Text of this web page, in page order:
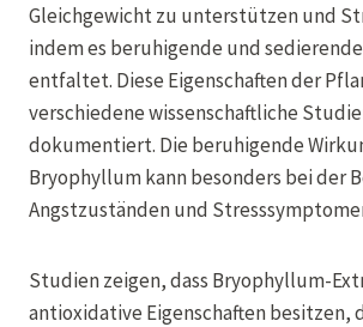
Gleichgewicht zu unterstützen und
indem es beruhigende und
entfaltet. Diese Eigenschaften der
verschiedene wissenschaftliche
dokumentiert. Die beruhigende
Bryophyllum kann besonders bei der
Angstzuständen und
Studien zeigen, dass Bryophyllum-
antioxidative Eigenschaften besitzen,